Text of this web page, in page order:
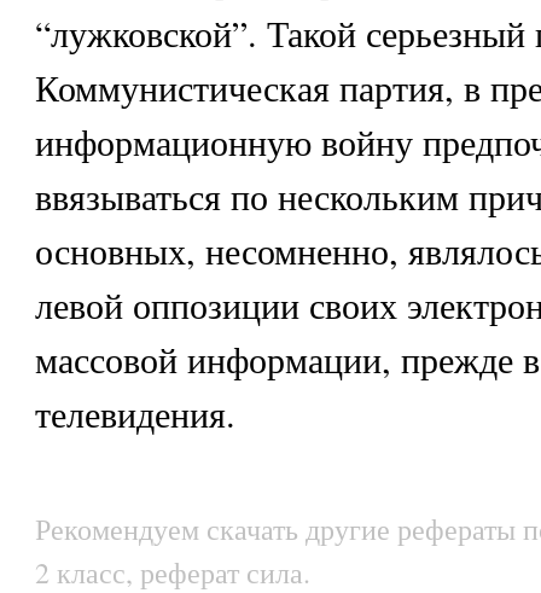
“лужковской”. Такой
Коммунистическая партия, в
информационную войну
ввязываться по нескольким
основных, несомненно,
левой оппозиции своих
массовой информации, прежде
телевидения.
Рекомендуем скачать другие рефераты
2 класс, реферат сила.